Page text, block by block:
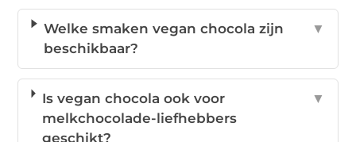
Welke smaken vegan chocola zijn
beschikbaar?
▼
Is vegan chocola ook voor
melkchocolade-liefhebbers
geschikt?
▼